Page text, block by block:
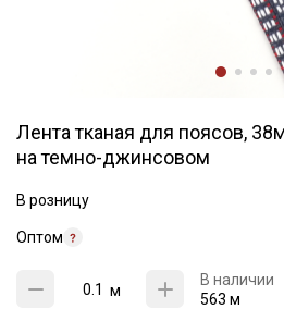
Лента тканая для поясов,
на темно-джинсовом
В розницу
Оптом
м
В наличии
563 м